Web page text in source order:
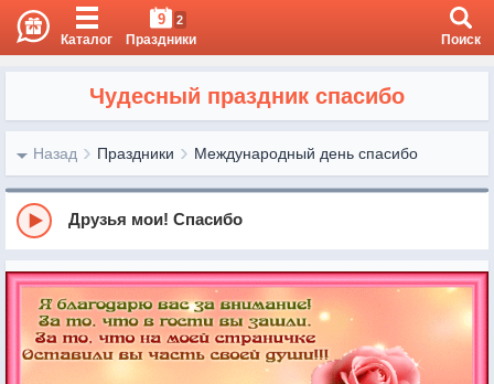
Каталог
9 2
Праздники Поиск
Чудесный праздник спасибо
Назад Праздники Международный день спасибо
Друзья мои! Спасибо